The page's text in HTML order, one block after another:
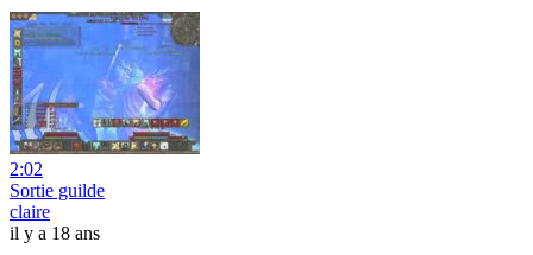
2:02
Sortie guilde
claire
il y a 18 ans